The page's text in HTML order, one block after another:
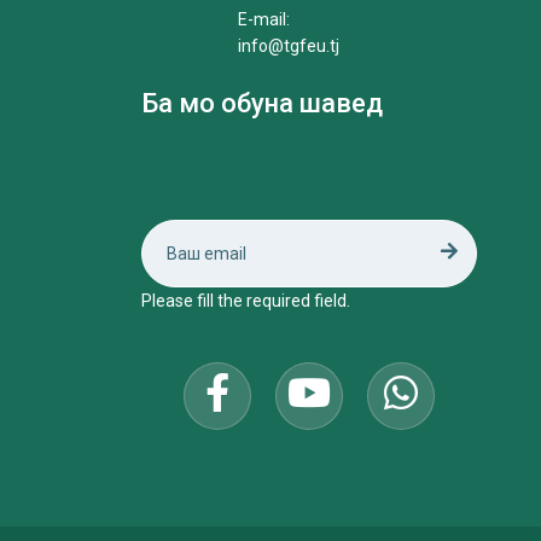
E-mail:
info@tgfeu.tj
Ба мо обуна шавед
Please fill the required field.